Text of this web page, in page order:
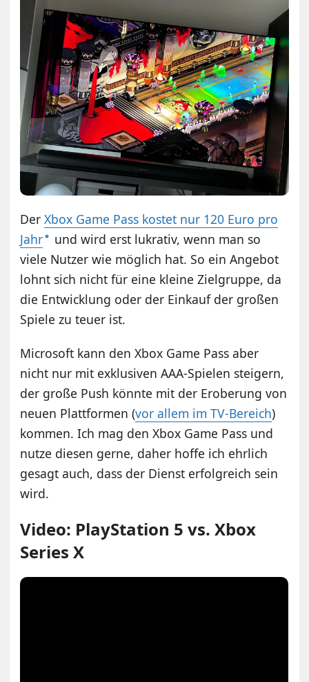
DerXbox Game Pass kostet nur 120 Euro pro
Jahr
und wird erst lukrativ, wenn man so
viele Nutzer wie möglich hat. So ein Angebot
lohnt sich nicht für eine kleine Zielgruppe, da
die Entwicklung oder der Einkauf der großen
Spiele zu teuer ist.
Microsoft kann den Xbox Game Pass aber
nicht nur mit exklusiven AAA-Spielen steigern,
der große Push könnte mit der Eroberung von
neuen Plattformen (vor allem im TV-Bereich)
kommen. Ich mag den Xbox Game Pass und
nutze diesen gerne, daher hoffe ich ehrlich
gesagt auch, dass der Dienst erfolgreich sein
wird.
Video: PlayStation 5 vs. Xbox
Series X